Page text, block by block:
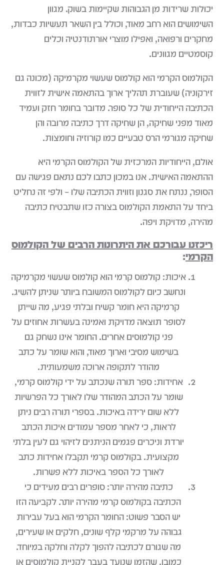
יכולות שרידות מן הגבוהות שקיימות בשוק. מגוון
השימושים הוא רחב מאוד, וכולל בין השאר תעשיות כבדות,
מחקרים ורפואה, ואפילו מוצרי אורתודנטיה וכלים
קוסמטיים מגוונים.
הקולמוס הקרמי הוא קולמוס שעשוי מקרמיקה (מכונה גם
זירקוניה) שעוברת תהליך ארוך בהתאמה אישית לזווית
הכתיבה הייחודית של כל סופר. מדובר בחומר חזק ועמיד
מאוד מפני שחיקה, הן שחיקה דרך כתיבה מרובה והן
שחיקה מגורמי הרס טבעיים כמו קורוזיה וחומצות.
אולם, הייחודיות המרכזית של הקולמוס הקרמי היא
ההתאמה האישית. אנו במכון כתבו לכם נתאם פגישה עם
הסופר, ננתח את סגנון וזווית הכתיבה שלו – ולפי זה נחליט
ביחד על התאמת הקולמוס בצורה כזו שתבטיח כתיבה
מהירה, מדויקת ויפה.
ריכזנו עבורכם את היתרונות הרבים של הקולמוס
הקרמי:
איכות: קולמוס קרמי הוא קולמוס שעשוי מקרמיקה
ונחשב כיום לקולמוס המשובח ביותר שניתן להשיג.
קרמיקה היא חומר קשיח ובלתי פגיע, מה שייתן
לסופר תוצאה מדויקת ואמינה בעשרות אחוזים על
פני קולמוסים אחרים. החומר אינו נשחק גם
בשימוש מסיבי וארוך מאוד, והוא שומר על כתב
מהודר לתקופה ארוכה משמעותית.
אחידות: ספר תורה שנכתב על ידי קולמוס קרמי,
שומר על הכתב המהודר שלו לאורך כל הפרשיות
ללא שום ירידה באיכות. בספרי תורה רבים ניתן
לראות, כי לאחר מספר עמודים איכות הכתב
יורדת וניכרים פגמים הניתנים לזיהוי גם לעין בלתי
מקצועית. בקולמוס קרמי תקבלו אחידות כתב
לאורך כל הספר באיכות ללא פשרות.
כתיבה מהירה יותר: סופרים רבים מעידים כי
הכתיבה בקולמוס קרמי מהירה יותר. לקביעה הזו
יש הסבר פשוט: החומר הקרמי הוא בעל עבירות
גבוהה על מרקמי קלף שונים, חלקים או שעירים,
מה שגורם לכתיבה להפוך לקלה וחלקה במיוחד.
כמובן, שהזמן שנועד בעבר לקניית קולמוסים או